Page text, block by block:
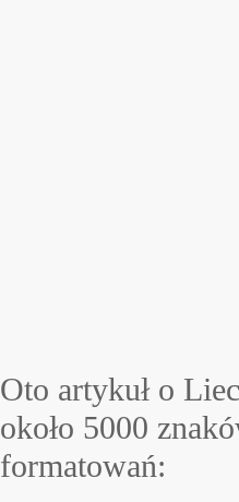
Oto artykuł o
około 5000
formatowań: